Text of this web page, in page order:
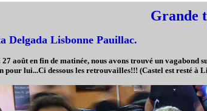
Grande
Delgada Lisbonne Pauillac.
août en fin de matinée, nous avons trouvé un
pour lui...Ci dessous les retrouvailles!!! (Castel est resté à